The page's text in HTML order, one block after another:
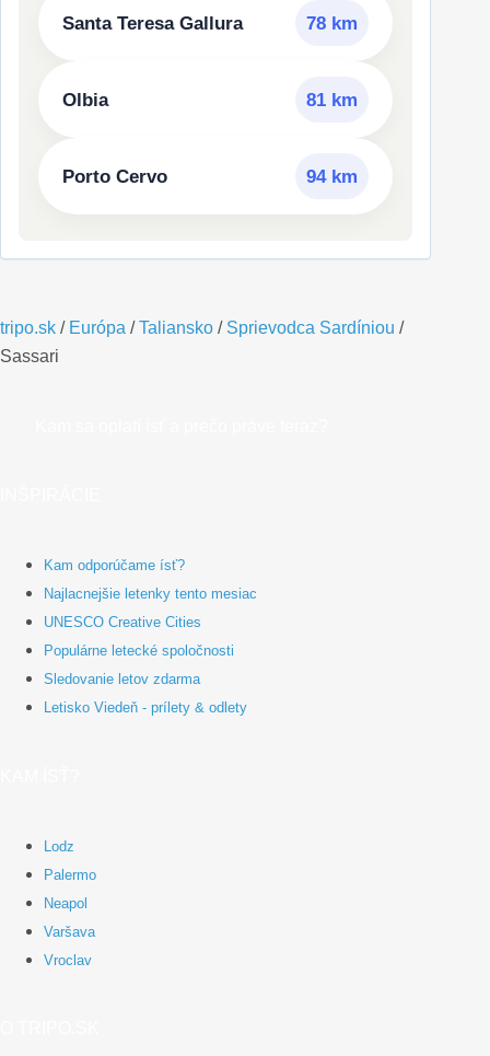
Santa Teresa Gallura 78 km
Olbia 81 km
Porto Cervo 94 km
tripo.sk / Európa /Taliansko / Sprievodca Sardíniou /
Sassari
Kam odporúčame ísť?
Najlacnejšie letenky tento mesiac
UNESCO Creative Cities
Populárne letecké spoločnosti
Sledovanie letov zdarma
Letisko Viedeň - prílety & odlety
Lodz
Palermo
Neapol
Varšava
Vroclav